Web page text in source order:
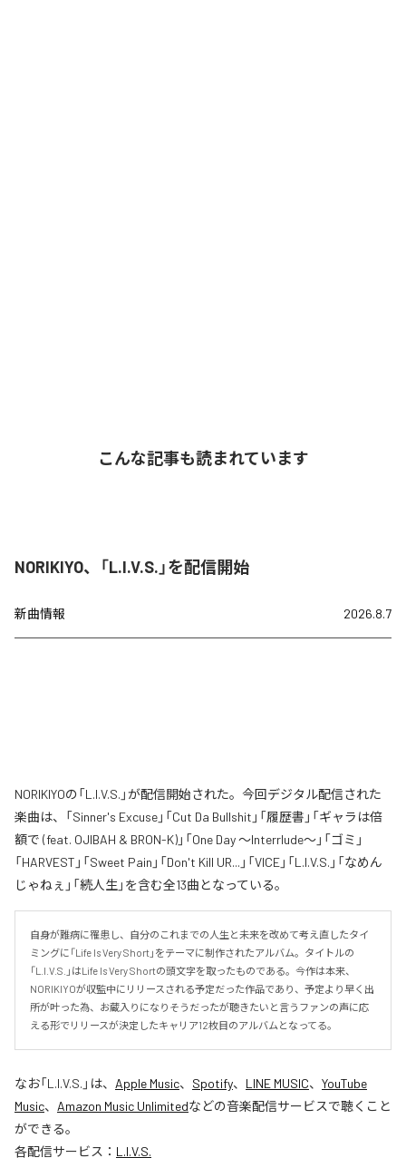
こんな記事も読まれています
NORIKIYO、「L.I.V.S.」を配信開始
新曲情報 2026.8.7
NORIKIYOの「L.I.V.S.」が配信開始された。今回デジタル配信された
楽曲は、「Sinner's Excuse」「Cut Da Bullshit」「履歴書」「ギャラは倍
額で (feat. OJIBAH & BRON-K)」「One Day ～Interrlude～」「ゴミ」
「HARVEST」「Sweet Pain」「Don't Kill UR...」「VICE」「L.I.V.S.」「なめん
じゃねぇ」「続人生」を含む全13曲となっている。
自身が難病に罹患し、自分のこれまでの人生と未来を改めて考え直したタイ
ミングに「Life Is Very Short」をテーマに制作されたアルバム。タイトルの
「L.I.V.S.」はLife Is Very Shortの頭文字を取ったものである。今作は本来、
NORIKIYOが収監中にリリースされる予定だった作品であり、予定より早く出
所が叶った為、お蔵入りになりそうだったが聴きたいと言うファンの声に応
える形でリリースが決定したキャリア12枚目のアルバムとなってる。
なお「L.I.V.S. 」は、 Apple Music、 Spotify、 LINE MUSIC、 YouTube
Music、 Amazon Music Unlimitedなどの音楽配信サービスで聴くこと
ができる。
各配信サービス： L.I.V.S.